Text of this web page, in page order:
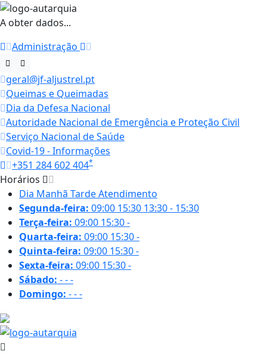
A obter dados...
Administração
geral@jf-aljustrel.pt
Queimas e Queimadas
Dia da Defesa Nacional
Autoridade Nacional de Emergência e Proteção Civil
Serviço Nacional de Saúde
Covid-19 - Informações
+351 284 602 404*
Horários
Dia Manhã TardeAtendimento
Segunda-feira: 09:00 15:30 13:30 - 15:30
Terça-feira: 09:00 15:30-
Quarta-feira: 09:00 15:30-
Quinta-feira: 09:00 15:30-
Sexta-feira: 09:00 15:30-
Sábado: ---
Domingo: ---